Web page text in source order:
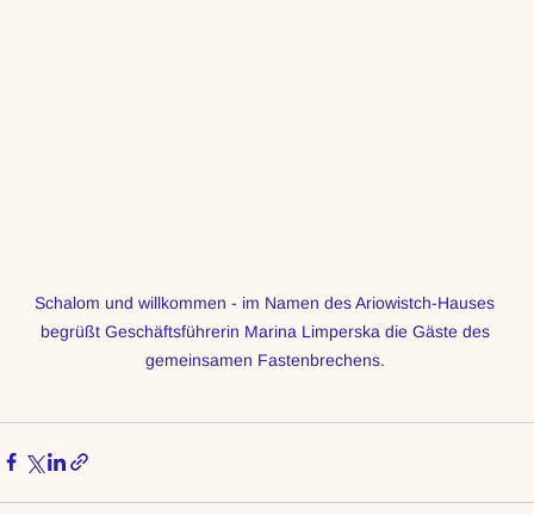
Schalom und willkommen - im Namen des Ariowistch-Hauses
begrüßt Geschäftsführerin Marina Limperska die Gäste des
gemeinsamen Fastenbrechens.